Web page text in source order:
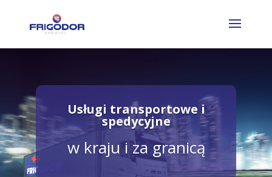
Usługi transportowe i
spedycyjne
w kraju i za granicą